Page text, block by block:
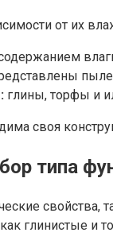
от их
глины, торфы и
своя
типа
глинистые